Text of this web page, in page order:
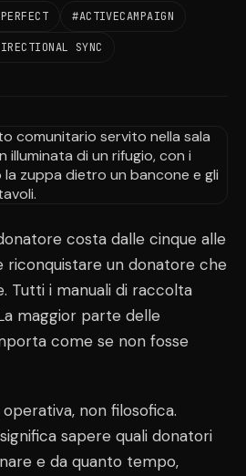
#ACTIVECAMPAIGN
SYNC
costa dalle cinque alle
riconquistare un donatore che
Tutti i manuali di raccolta
maggior parte delle
come se non fosse
non filosofica.
sapere quali donatori
e da quanto tempo,